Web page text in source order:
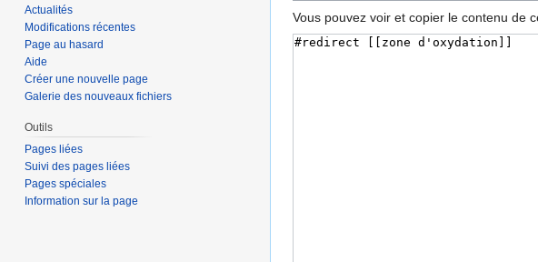
Vous pouvez voir et copier le contenu de
Actualités
Modifications récentes
Page au hasard
Aide
Créer une nouvelle page
Galerie des nouveaux fichiers
Outils
Pages liées
Suivi des pages liées
Pages spéciales
Information sur la page